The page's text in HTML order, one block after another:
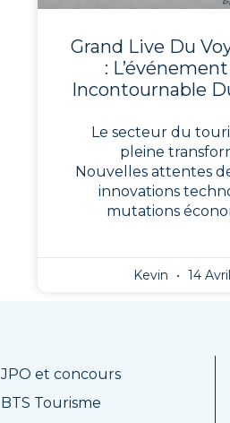
Grand Live Du
:
Incontournable
Le secteur du
pleine
Nouvelles attentes
innovations
mutations
Kevin 14
JPO et concours
BTS Tourisme